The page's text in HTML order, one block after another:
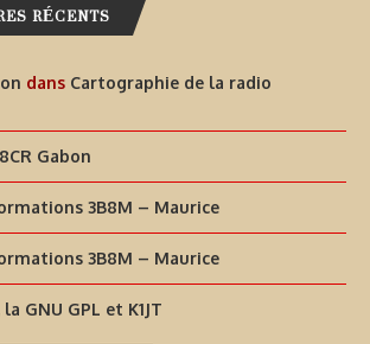
RÉCENTS
dans Cartographie de la radio
Gabon
3B8M – Maurice
3B8M – Maurice
la GNU GPL et K1JT